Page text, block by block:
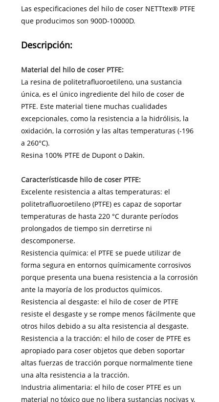
Las especificaciones del hilo de coser NETTtex® PTFE
que producimos son 900D-10000D.
Descripción:
Material del hilo de coser PTFE:
La resina de politetrafluoroetileno, una sustancia
única, es el único ingrediente del hilo de coser de
PTFE. Este material tiene muchas cualidades
excepcionales, como la resistencia a la hidrólisis, la
oxidación, la corrosión y las altas temperaturas (-196
a 260°C).
Resina 100% PTFE de Dupont o Dakin.
Característicasde hilo de coser PTFE:
Excelente resistencia a altas temperaturas: el
politetrafluoroetileno (PTFE) es capaz de soportar
temperaturas de hasta 220 °C durante períodos
prolongados de tiempo sin derretirse ni
descomponerse.
Resistencia química: el PTFE se puede utilizar de
forma segura en entornos químicamente corrosivos
porque presenta una buena resistencia a la corrosión
ante la mayoría de los productos químicos.
Resistencia al desgaste: el hilo de coser de PTFE
resiste el desgaste y se rompe menos fácilmente que
otros hilos debido a su alta resistencia al desgaste.
Resistencia a la tracción: el hilo de coser de PTFE es
apropiado para coser objetos que deben soportar
altas fuerzas de tracción porque normalmente tiene
una alta resistencia a la tracción.
Industria alimentaria: el hilo de coser PTFE es un
material no tóxico que no libera sustancias nocivas y,